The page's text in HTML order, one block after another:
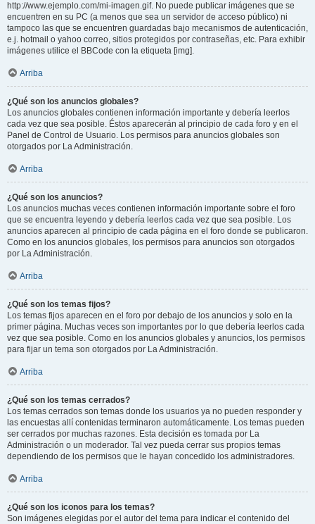
http://www.ejemplo.com/mi-imagen.gif. No puede publicar imágenes que se
encuentren en su PC (a menos que sea un servidor de acceso público) ni
tampoco las que se encuentren guardadas bajo mecanismos de autenticación,
e.j. hotmail o yahoo correo, sitios protegidos por contraseñas, etc. Para exhibir
imágenes utilice el BBCode con la etiqueta [img].
Arriba
¿Qué son los anuncios globales?
Los anuncios globales contienen información importante y debería leerlos
cada vez que sea posible. Éstos aparecerán al principio de cada foro y en el
Panel de Control de Usuario. Los permisos para anuncios globales son
otorgados por La Administración.
Arriba
¿Qué son los anuncios?
Los anuncios muchas veces contienen información importante sobre el foro
que se encuentra leyendo y debería leerlos cada vez que sea posible. Los
anuncios aparecen al principio de cada página en el foro donde se publicaron.
Como en los anuncios globales, los permisos para anuncios son otorgados
por La Administración.
Arriba
¿Qué son los temas fijos?
Los temas fijos aparecen en el foro por debajo de los anuncios y solo en la
primer página. Muchas veces son importantes por lo que debería leerlos cada
vez que sea posible. Como en los anuncios globales y anuncios, los permisos
para fijar un tema son otorgados por La Administración.
Arriba
¿Qué son los temas cerrados?
Los temas cerrados son temas donde los usuarios ya no pueden responder y
las encuestas allí contenidas terminaron automáticamente. Los temas pueden
ser cerrados por muchas razones. Esta decisión es tomada por La
Administración o un moderador. Tal vez pueda cerrar sus propios temas
dependiendo de los permisos que le hayan concedido los administradores.
Arriba
¿Qué son los iconos para los temas?
Son imágenes elegidas por el autor del tema para indicar el contenido del